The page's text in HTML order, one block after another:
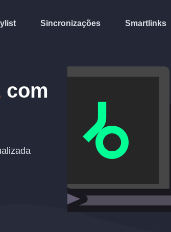
Sincronizações Smartlinks
com